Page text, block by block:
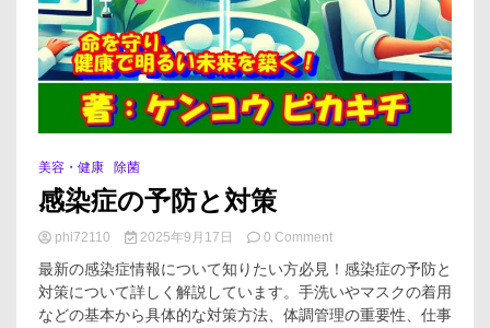
美容・健康 除菌
感染症の予防と対策
phi72110 2025年9月17日 0 Commenton
染
症
の
最新の感染症情報について知りたい方必見！感染症の予防と
対策について詳しく解説しています。手洗いやマスクの着用
などの基本から具体的な対策方法、体調管理の重要性、仕事